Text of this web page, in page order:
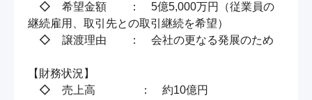
◇　希望金額　　：　5億5,000万円（従業員の
継続雇用、取引先との取引継続を希望）
◇　譲渡理由　　：　会社の更なる発展のため
【財務状況】
◇　売上高　　　　：　約10億円